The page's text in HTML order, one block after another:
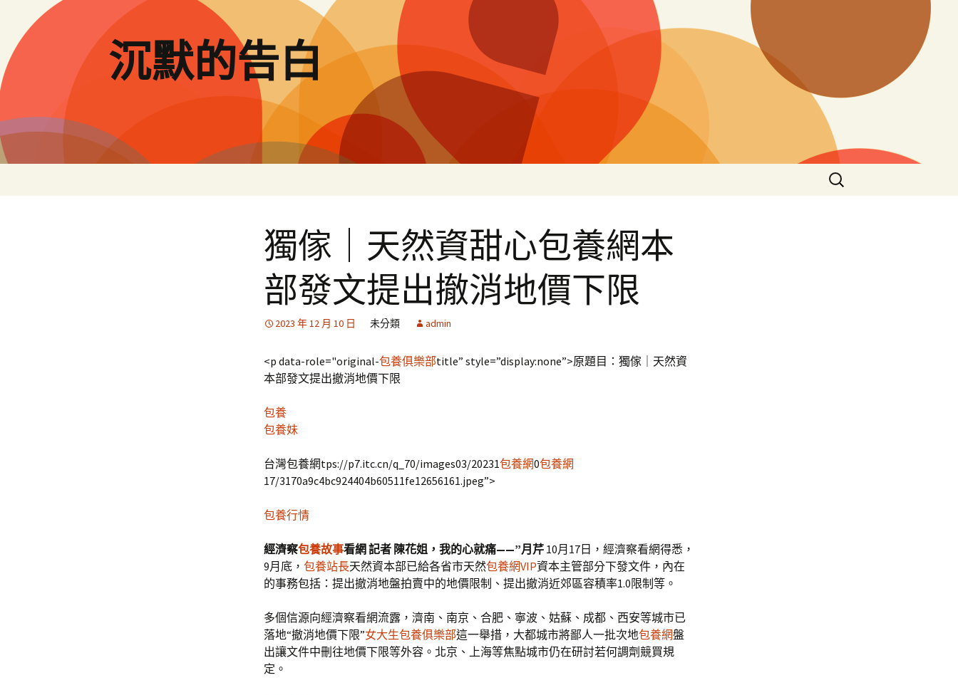
要
內
容
沉默的告白
搜
尋
獨傢｜天然資甜心包養網本
部發文提出撤消地價下限
2023 年 12 月 10 日 未分類 admin
<p data-role="original-包養俱樂部title” style=”display:none”>原題目：獨傢｜天然資
本部發文提出撤消地價下限
包養
包養妹
台灣包養網tps://p7.itc.cn/q_70/images03/20231包養網0包養網
17/3170a9c4bc924404b60511fe12656161.jpeg”>
包養行情
經濟察包養故事看網 記者 陳花姐，我的心就痛——”月芹 10月17日，經濟察看網得悉，
9月底， 包養站長天然資本部已給各省市天然包養網VIP資本主管部分下發文件，內在
的事務包括：提出撤消地盤拍賣中的地價限制、提出撤消近郊區容積率1.0限制等。
多個信源向經濟察看網流露，濟南、南京、合肥、寧波、姑蘇、成都、西安等城市已
落地“撤消地價下限”女大生包養俱樂部這一舉措，大都城市將鄙人一批次地包養網盤
出讓文件中刪往地價下限等外容。北京、上海等焦點城市仍在研討若何調劑競買規
定。